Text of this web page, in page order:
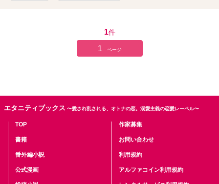
1件
1 ページ
エタニティブックス 〜愛され乱される、オトナの恋。溺愛主義の恋愛レーベル〜
TOP
書籍
番外編小説
公式漫画
作家募集
お問い合わせ
利用規約
アルファコイン利用規約